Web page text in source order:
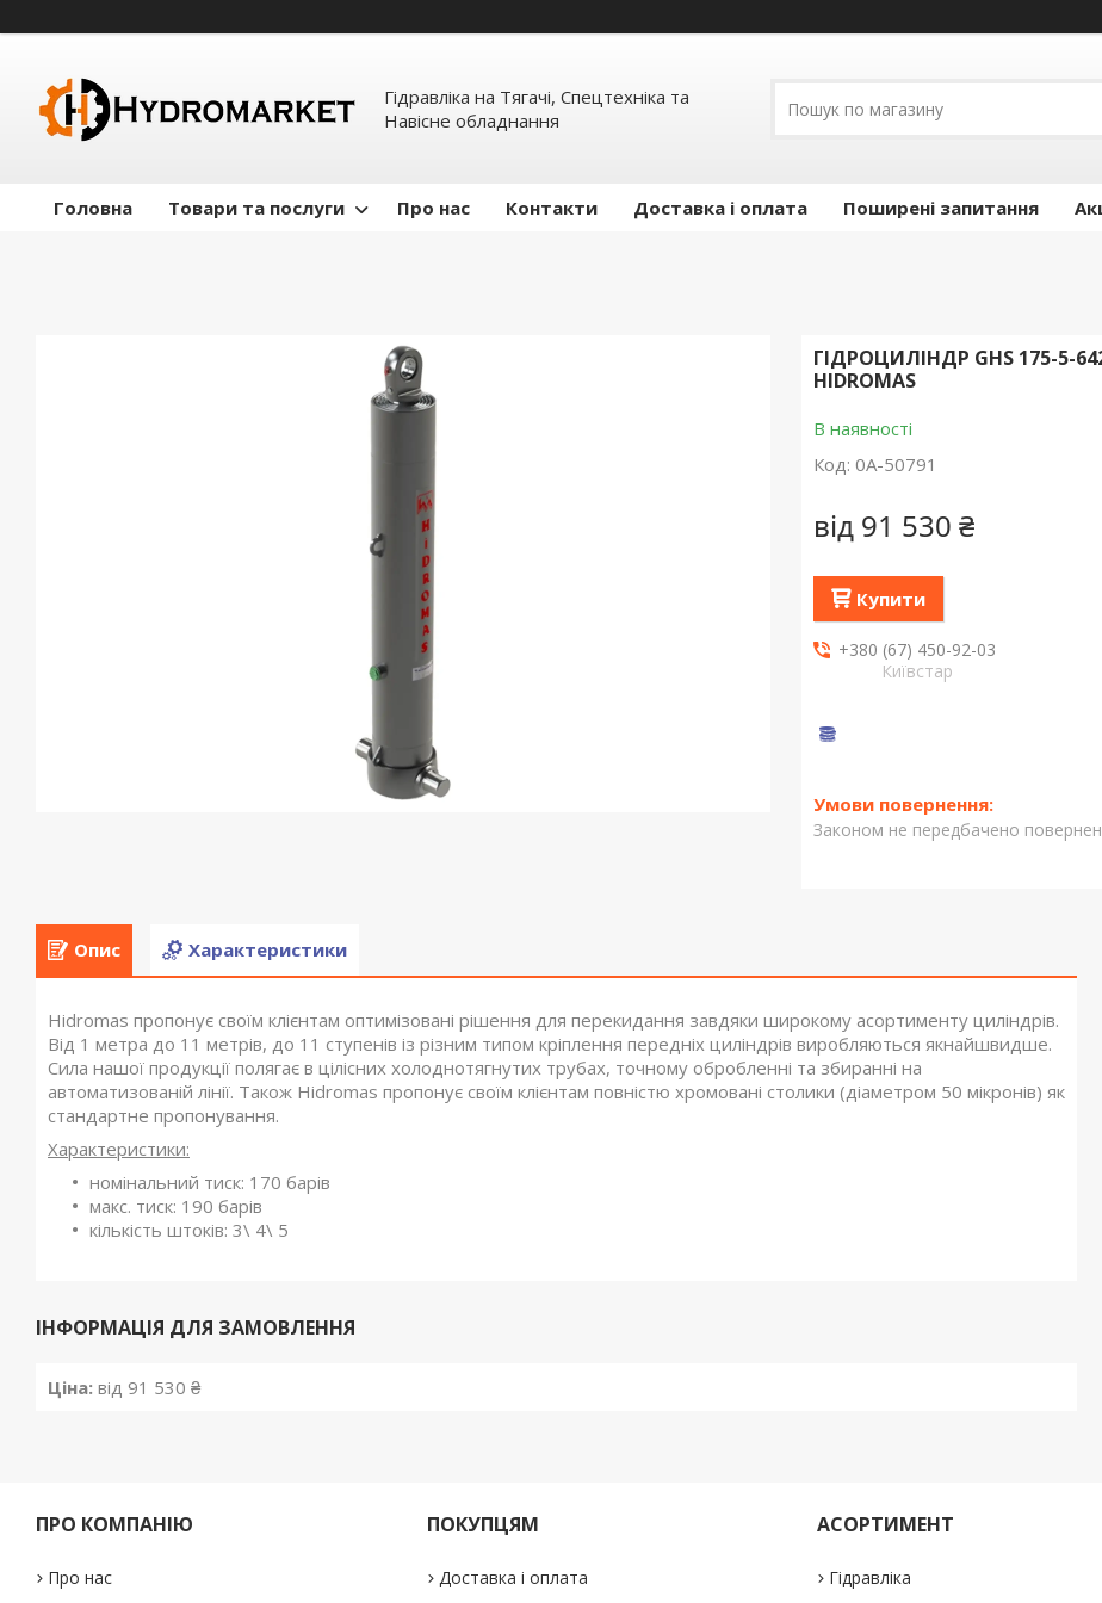
Гідравліка на Тягачі, Спецтехніка та
Навісне обладнання
Головна Товари та послуги Про нас Контакти Доставка і оплата Поширені запитання
ГІДРОЦИЛІНДР GHS 175-5-
HIDROMAS
В наявності
Код: 0А-50791
від 91 530 ₴
Купити
+380 (67) 450-92-03
Київстар
Законом не передбачено
Опис Характеристики
Hidromas пропонує своїм клієнтам оптимізовані рішення для перекидання завдяки широкому асортименту циліндрів.
Від 1 метра до 11 метрів, до 11 ступенів із різним типом кріплення передніх циліндрів виробляються якнайшвидше.
Сила нашої продукції полягає в цілісних холоднотягнутих трубах, точному обробленні та збиранні на
автоматизованій лінії. Також Hidromas пропонує своїм клієнтам повністю хромовані столики (діаметром 50 мікронів) як
стандартне пропонування.
Характеристики:
номінальний тиск: 170 барів
макс. тиск: 190 барів
кількість штоків: 3\ 4\ 5
ІНФОРМАЦІЯ ДЛЯ ЗАМОВЛЕННЯ
Ціна: від 91 530 ₴
ПРО КОМПАНІЮ
Про нас
ПОКУПЦЯМ
Доставка і оплата
АСОРТИМЕНТ
Гідравліка